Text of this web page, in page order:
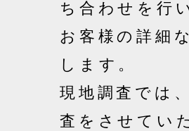
ち合わせを行
お客様の詳細
します。
現地調査では
査をさせてい